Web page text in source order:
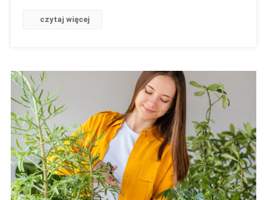
czytaj więcej